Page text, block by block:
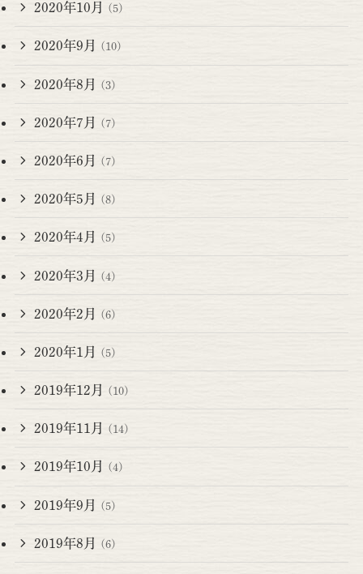
2020年10月 (5)
2020年9月 (10)
2020年8月 (3)
2020年7月 (7)
2020年6月 (7)
2020年5月 (8)
2020年4月 (5)
2020年3月 (4)
2020年2月 (6)
2020年1月 (5)
2019年12月 (10)
2019年11月 (14)
2019年10月 (4)
2019年9月 (5)
2019年8月 (6)